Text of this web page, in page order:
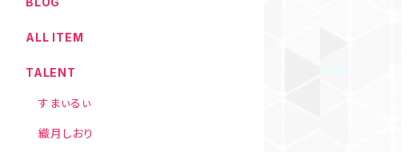
ALL ITEM
TALENT
すまぃるぃ
織月しおり